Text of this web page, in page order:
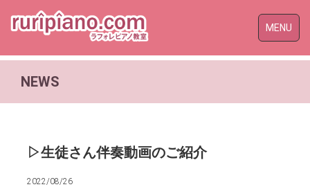
Toggle
MENU
NEWS
▷生徒さん伴奏動画のご紹介
2022/08/26